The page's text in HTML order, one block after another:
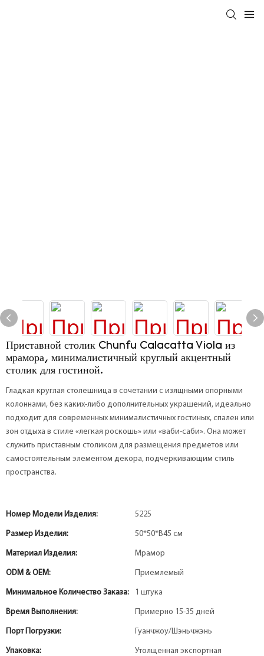
Приставной столик Chunfu Calacatta Viola из
мрамора, минималистичный круглый акцентный
столик для гостиной.
Гладкая круглая столешница в сочетании с изящными опорными
колоннами, без каких-либо дополнительных украшений, идеально
подходит для современных минималистичных гостиных, спален или
зон отдыха в стиле «легкая роскошь» или «ваби-саби». Она может
служить приставным столиком для размещения предметов или
самостоятельным элементом декора, подчеркивающим стиль
пространства.
Номер Модели Изделия: 5225
Размер Изделия: 50*50*В45 см
Материал Изделия: Мрамор
ODM & OEM: Приемлемый
Минимальное Количество Заказа: 1 штука
Время Выполнения: Примерно 15-35 дней
Порт Погрузки: Гуанчжоу/Шэньчжэнь
Упаковка:
Утолщенная экспортная